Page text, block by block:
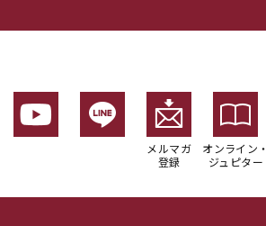
メルマガ
登録
オンライン・
ジュピター